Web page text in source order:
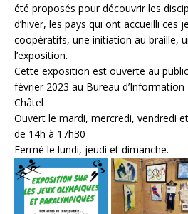
été proposés pour découvrir les
d’hiver, les pays qui ont accueilli ces
coopératifs, une initiation au braille,
l’exposition.
Cette exposition est ouverte au
février 2023 au Bureau
Châtel
Ouvert le mardi, mercredi, vendredi
de 14h à 17h30
Fermé le lundi, jeudi et dimanche.